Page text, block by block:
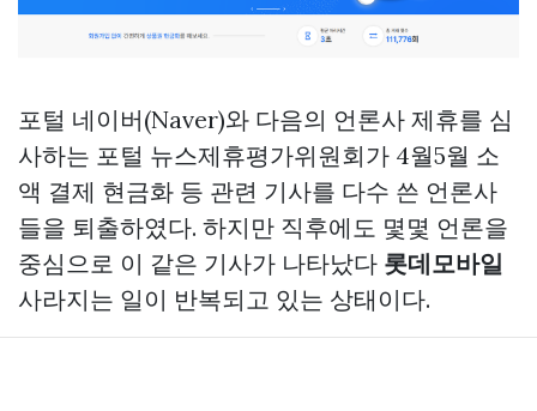
포털 네이버(Naver)와 다음의 언론사 제휴를 심
사하는 포털 뉴스제휴평가위원회가 4월5월 소
액 결제 현금화 등 관련 기사를 다수 쓴 언론사
들을 퇴출하였다. 하지만 직후에도 몇몇 언론을
중심으로 이 같은 기사가 나타났다 롯데모바일
사라지는 일이 반복되고 있는 상태이다.